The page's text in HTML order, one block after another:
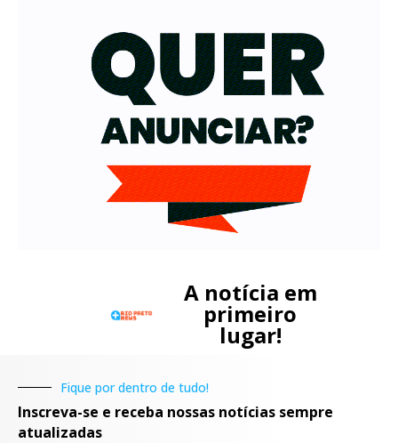
A notícia em
primeiro
lugar!
Fique por dentro de tudo!
Inscreva-se e receba nossas notícias sempre
atualizadas